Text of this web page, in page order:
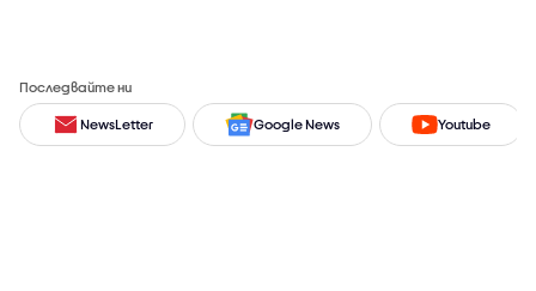
Последвайте ни
NewsLetter Google News Youtube